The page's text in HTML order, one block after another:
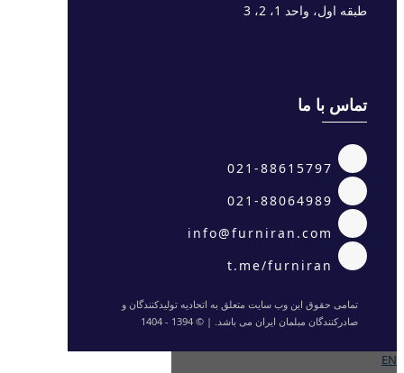
طبقه اول، واحد 1، 2، 3
تماس با ما
تمامی حقوق این وب سایت متعلق به اتحادیه تولیدکنندگان و
صادرکنندگان مبلمان ایران می باشد. | © 1394 - 1404
EN